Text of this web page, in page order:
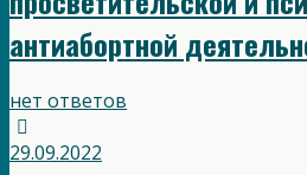
антиабортной
нет ответов
29.09.2022